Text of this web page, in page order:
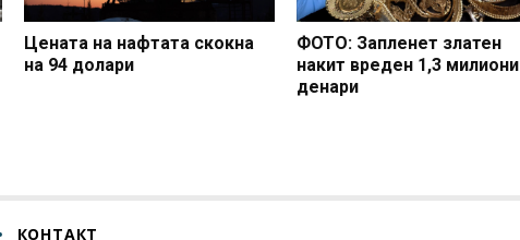
Цената на нафтата скокна
на 94 долари
ФОТО: Запленет златен
накит вреден 1,3 милиони
денари
КОНТАКТ